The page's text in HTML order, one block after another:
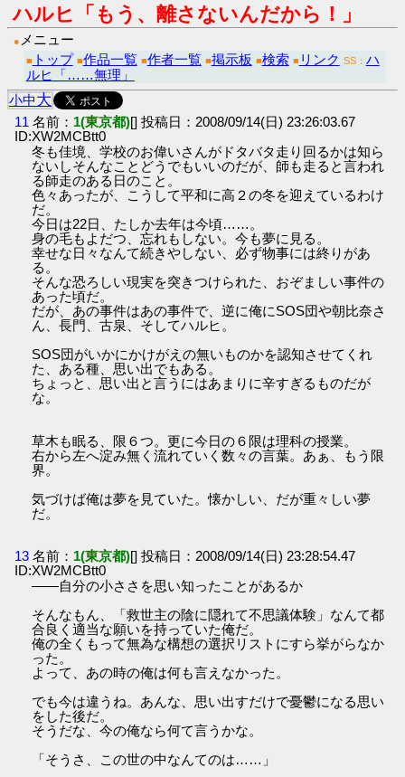
ハルヒ「もう、離さないんだから！」
● メニュー
■ トップ ■作品一覧 ■作者一覧 ■掲示板 ■検索 ■ リンク SS： ハ
ルヒ「……無理」
小中大
11 名前： 1(東京都)[] 投稿日：2008/09/14(日) 23:26:03.67
ID:XW2MCBtt0
冬も佳境、学校のお偉いさんがドタバタ走り回るかは知ら
ないしそんなことどうでもいいのだが、師も走ると言われ
る師走のある日のこと。
色々あったが、こうして平和に高２の冬を迎えているわけ
だ。
今日は22日、たしか去年は今頃……。
身の毛もよだつ、忘れもしない。今も夢に見る。
幸せな日々なんて続きやしない、必ず物事には終りがあ
る。
そんな恐ろしい現実を突きつけられた、おぞましい事件の
あった頃だ。
だが、あの事件はあの事件で、逆に俺にSOS団や朝比奈さ
ん、長門、古泉、そしてハルヒ。
SOS団がいかにかけがえの無いものかを認知させてくれ
た、ある種、思い出でもある。
ちょっと、思い出と言うにはあまりに辛すぎるものだが
な。
草木も眠る、限６つ。更に今日の６限は理科の授業。
右から左へ淀み無く流れていく数々の言葉。あぁ、もう限
界。
気づけば俺は夢を見ていた。懐かしい、だが重々しい夢
だ。
13 名前： 1(東京都)[] 投稿日：2008/09/14(日) 23:28:54.47
ID:XW2MCBtt0
――自分の小ささを思い知ったことがあるか
そんなもん、「救世主の陰に隠れて不思議体験」なんて都
合良く適当な願いを持っていた俺だ。
俺の全くもって無為な構想の選択リストにすら挙がらなか
った。
よって、あの時の俺は何も言えなかった。
でも今は違うね。あんな、思い出すだけで憂鬱になる思い
をした後だ。
そうだな、今の俺なら何て言うかな。
「そうさ、この世の中なんてのは……」